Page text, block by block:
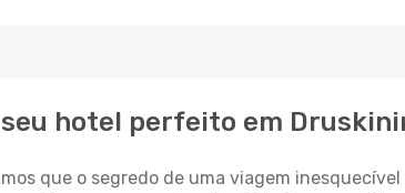
hotel perfeito em
que o segredo de uma viagem